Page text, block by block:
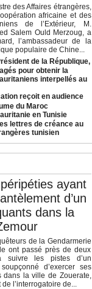
des Affaires étrangères,
africaine et des
de l’Extérieur, M.
Salem Ould Merzoug, a
l’ambassadeur de la
populaire de Chine...
de la République,
pour obtenir la
interpellés au
reçoit en audience
du Maroc
en Tunisie
lettres de créance au
tunisien
ayant
d’un
dans la
de la Gendarmerie
ont passé près de deux
suivre les pistes d’un
d’exercer ses
dans la ville de Zouerate,
de l’interrogatoire de...